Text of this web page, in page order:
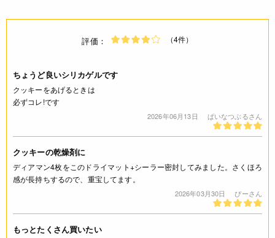
評価： （4件）
ちょうど良いシリカゲルです
クッキーをあげるときは
必ずコレ!です
2026年06月13日 ぱいなつぶるさん
クッキーの乾燥剤に
ディアマン4枚をこのドライマット+シーラー密封してみました。さくほろ
感が長持ちするので、重宝してます。
2026年03月30日 ぴーさん
もっとたくさん買いたい